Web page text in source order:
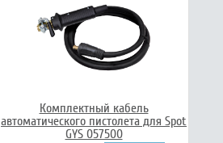
Комплектный кабель
автоматического пистолета для Spot
GYS 057500